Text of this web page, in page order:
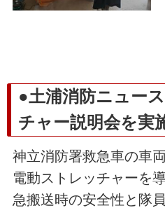
●土浦消防ニュー
チャー説明会を実
神立消防署救急車の車
電動ストレッチャーを
急搬送時の安全性と隊